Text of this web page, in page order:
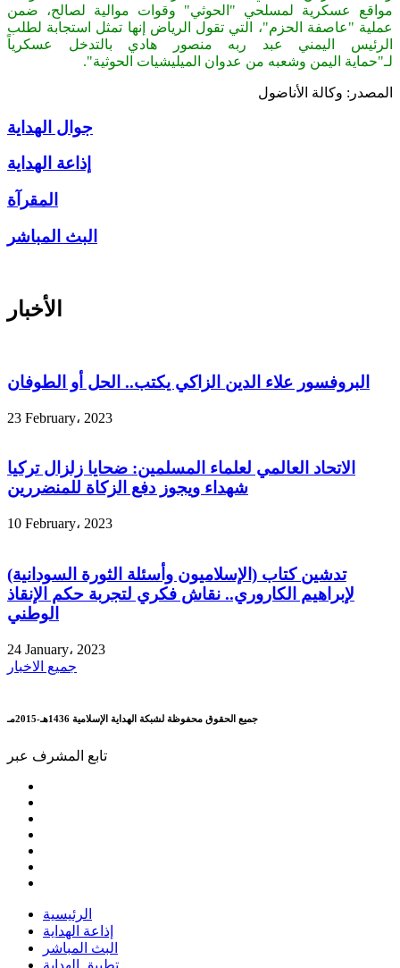
مواقع عسكرية لمسلحي "الحوثي" وقوات موالية لصالح، ضمن
عملية "عاصفة الحزم"، التي تقول الرياض إنها تمثل استجابة لطلب
الرئيس اليمني عبد ربه منصور هادي بالتدخل عسكرياً
لـ"حماية اليمن وشعبه من عدوان الميليشيات الحوثية".
المصدر: وكالة الأناضول
جوال الهداية
إذاعة الهداية
المقرآة
البث المباشر
الأخبار
البروفسور علاء الدين الزاكي يكتب.. الحل أو الطوفان
23 February، 2023
الاتحاد العالمي لعلماء المسلمين: ضحايا زلزال تركيا
شهداء ويجوز دفع الزكاة للمنضررين
10 February، 2023
تدشين كتاب (الإسلاميون وأسئلة الثورة السودانية)
لإبراهيم الكاروري.. نقاش فكري لتجربة حكم الإنقاذ
الوطني
24 January، 2023
جميع الاخبار
جميع الحقوق محفوظة لشبكة الهداية الإسلامية 1436هـ-2015مـ
تابع المشرف عبر
الرئيسية
إذاعة الهداية
البث المباشر
تطبيق الهداية